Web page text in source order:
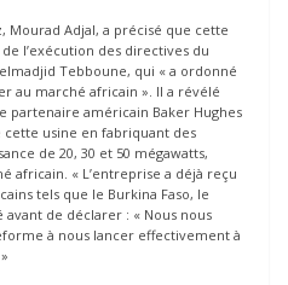
Mourad Adjal, a précisé que cette
l’exécution des directives du
Tebboune, qui « a ordonné
au marché africain ». Il a révélé
partenaire américain Baker Hughes
usine en fabriquant des
de 20, 30 et 50 mégawatts,
africain. « L’entreprise a déjà reçu
tels que le Burkina Faso, le
avant de déclarer : « Nous nous
à nous lancer effectivement à